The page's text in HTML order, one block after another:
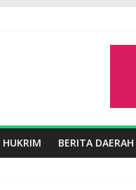
HUKRIM BERITA DAERAH